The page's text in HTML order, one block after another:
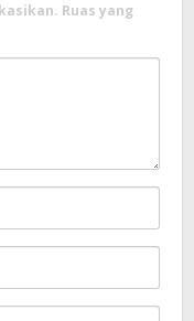
Ruas yang